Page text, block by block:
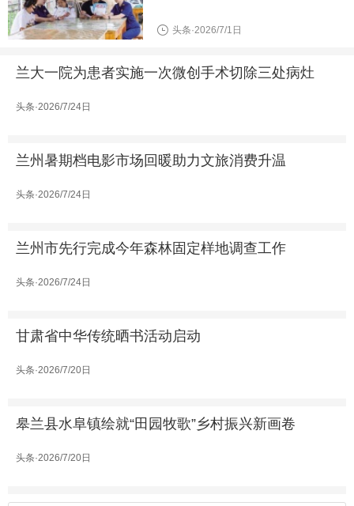
头条·2026/7/1日
兰大一院为患者实施一次微创手术切除三处病灶
头条·2026/7/24日
兰州暑期档电影市场回暖助力文旅消费升温
头条·2026/7/24日
兰州市先行完成今年森林固定样地调查工作
头条·2026/7/24日
甘肃省中华传统晒书活动启动
头条·2026/7/20日
皋兰县水阜镇绘就“田园牧歌”乡村振兴新画卷
头条·2026/7/20日